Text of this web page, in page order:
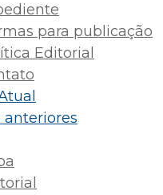
para publicação
Editorial
anteriores